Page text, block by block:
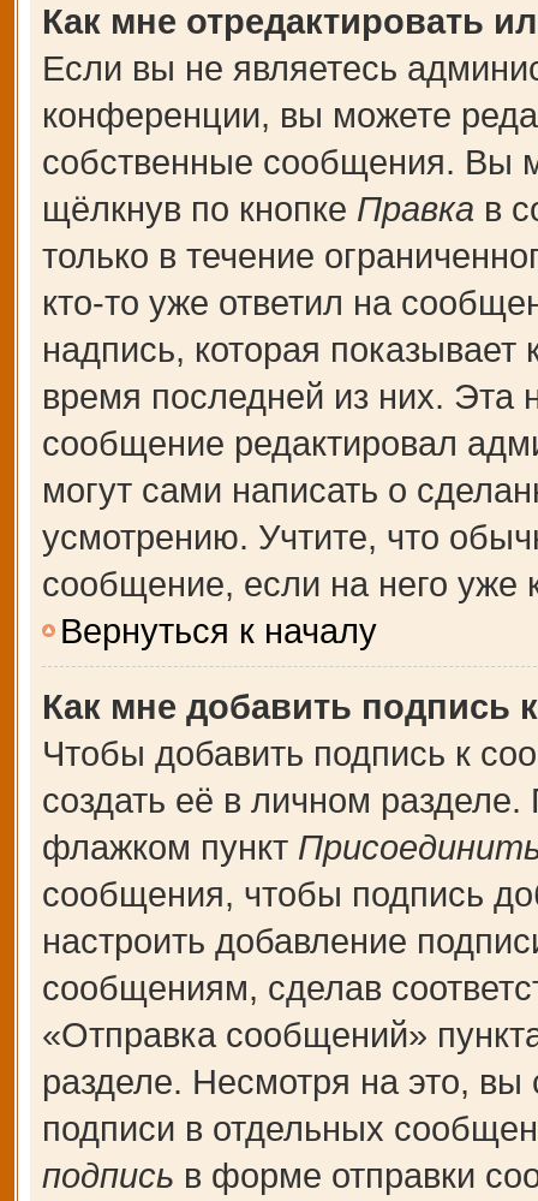
Как мне отредактировать
Если вы не являетесь
конференции, вы можете
собственные сообщения. Вы
щёлкнув по кнопке Правка в
только в течение
кто-то уже ответил на
надпись, которая показывает
время последней из них. Эта
сообщение редактировал
могут сами написать о
усмотрению. Учтите, что
сообщение, если на него уже
Вернуться к началу
Как мне добавить подпись
Чтобы добавить подпись к
создать её в личном
флажком пункт
сообщения, чтобы подпись
настроить добавление
сообщениям, сделав
«Отправка сообщений»
разделе. Несмотря на это,
подписи в отдельных
подпись в форме отправки